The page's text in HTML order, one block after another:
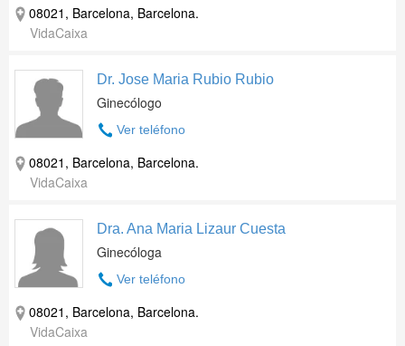
08021, Barcelona, Barcelona.
VidaCaixa
Dr. Jose Maria Rubio Rubio
Ginecólogo
Ver teléfono
08021, Barcelona, Barcelona.
VidaCaixa
Dra. Ana Maria Lizaur Cuesta
Ginecóloga
Ver teléfono
08021, Barcelona, Barcelona.
VidaCaixa